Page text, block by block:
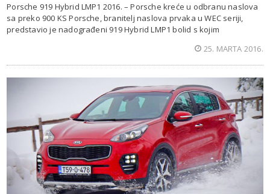
Porsche 919 Hybrid LMP1 2016. – Porsche kreće u odbranu naslova
sa preko 900 KS Porsche, branitelj naslova prvaka u WEC seriji,
predstavio je nadograđeni 919 Hybrid LMP1 bolid s kojim
25. MARTA 2016.